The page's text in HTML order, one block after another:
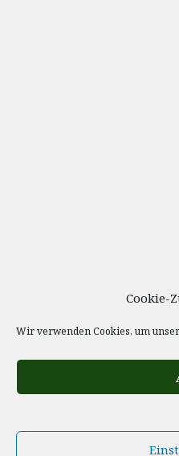
Cookie-
Wir verwenden Cookies, um